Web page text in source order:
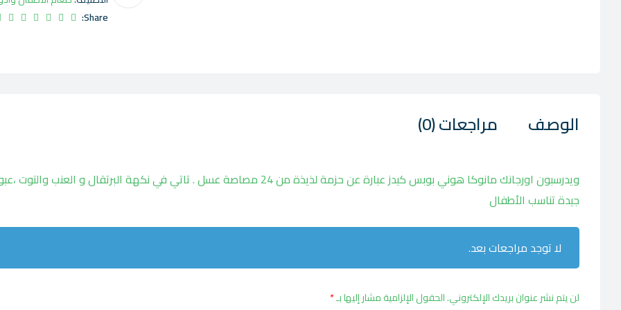
Share:
الوصف مراجعات (0)
ويدرسبون اورجانك مانوكا هوني بوبس كيدز عبارة عن حزمة لذيذة من 24 مصاصة عسل . تاتي في نكهة البرتقال و العنب
جيدة تناسب الأطفال
لا توجد مراجعات بعد.
لن يتم نشر عنوان بريدك الإلكتروني.الحقول الإلزامية مشار إليها بـ*